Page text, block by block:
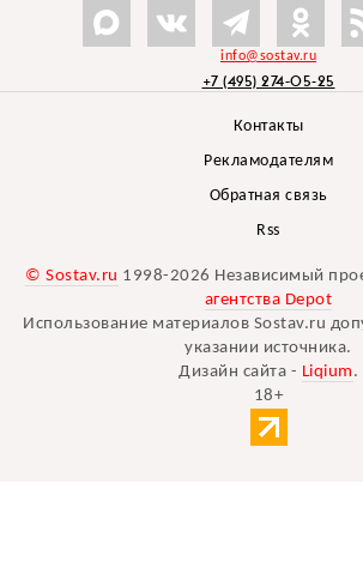
info@sostav.ru
+7 (495) 274-05-25
Контакты
Рекламодателям
Обратная связь
Rss
© Sostav.ru 1998-2026 Независимый
агентства Depot
Использование материалов Sostav.ru
указании источника.
Дизайн сайта - Liqium .
18+